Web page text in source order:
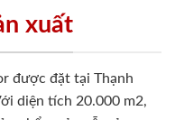
xuất
được đặt tại Thạnh
diện tích 20.000 m2,